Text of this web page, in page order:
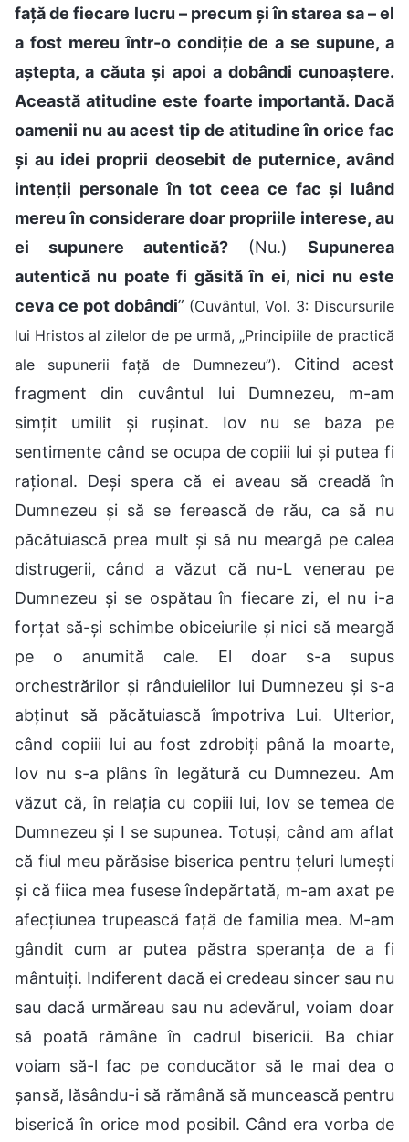
față de fiecare lucru – precum și în starea sa – el
a fost mereu într-o condiție de a se supune, a
aștepta, a căuta și apoi a dobândi cunoaștere.
Această atitudine este foarte importantă. Dacă
oamenii nu au acest tip de atitudine în orice fac
și au idei proprii deosebit de puternice, având
intenții personale în tot ceea ce fac și luând
mereu în considerare doar propriile interese, au
ei supunere autentică? (Nu.) Supunerea
autentică nu poate fi găsită în ei, nici nu este
ceva ce pot dobândi” (Cuvântul, Vol. 3: Discursurile
lui Hristos al zilelor de pe urmă, „Principiile de practică
ale supunerii față de Dumnezeu”). Citind acest
fragment din cuvântul lui Dumnezeu, m-am
simțit umilit și rușinat. Iov nu se baza pe
sentimente când se ocupa de copiii lui și putea fi
rațional. Deși spera că ei aveau să creadă în
Dumnezeu și să se ferească de rău, ca să nu
păcătuiască prea mult și să nu meargă pe calea
distrugerii, când a văzut că nu-L venerau pe
Dumnezeu și se ospătau în fiecare zi, el nu i-a
forțat să-și schimbe obiceiurile și nici să meargă
pe o anumită cale. El doar s-a supus
orchestrărilor și rânduielilor lui Dumnezeu și s-a
abținut să păcătuiască împotriva Lui. Ulterior,
când copiii lui au fost zdrobiți până la moarte,
Iov nu s-a plâns în legătură cu Dumnezeu. Am
văzut că, în relația cu copiii lui, Iov se temea de
Dumnezeu și I se supunea. Totuși, când am aflat
că fiul meu părăsise biserica pentru țeluri lumești
și că fiica mea fusese îndepărtată, m-am axat pe
afecțiunea trupească față de familia mea. M-am
gândit cum ar putea păstra speranța de a fi
mântuiți. Indiferent dacă ei credeau sincer sau nu
sau dacă urmăreau sau nu adevărul, voiam doar
să poată rămâne în cadrul bisericii. Ba chiar
voiam să-l fac pe conducător să le mai dea o
șansă, lăsându-i să rămână să muncească pentru
biserică în orice mod posibil. Când era vorba de